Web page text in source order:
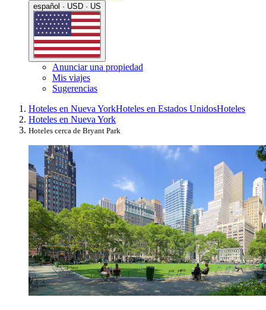
español · USD · US
Anunciar una propiedad
Mis viajes
Sugerencias
Hoteles en Nueva YorkHoteles en Estados UnidosHoteles
Hoteles en Nueva York
Hoteles cerca de Bryant Park